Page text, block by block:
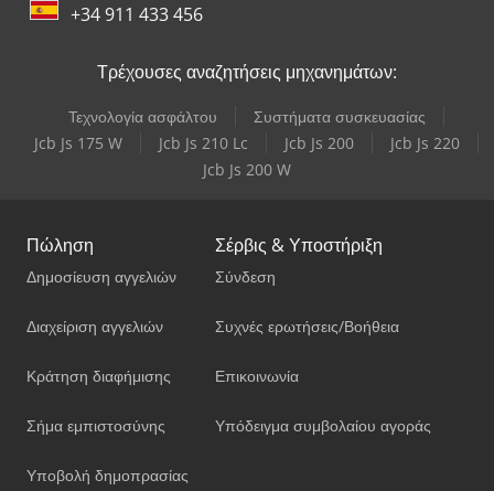
+34 911 433 456
Τρέχουσες αναζητήσεις μηχανημάτων:
Τεχνολογία ασφάλτου
Συστήματα συσκευασίας
Jcb Js 175 W
Jcb Js 210 Lc Jcb Js 200
Jcb Js 220
Jcb Js 200 W
Πώληση
Δημοσίευση αγγελιών
Διαχείριση αγγελιών
Κράτηση διαφήμισης
Σήμα εμπιστοσύνης
Υποβολή δημοπρασίας
Σέρβις & Υποστήριξη
Σύνδεση
Συχνές ερωτήσεις/Βοήθεια
Επικοινωνία
Υπόδειγμα συμβολαίου αγοράς